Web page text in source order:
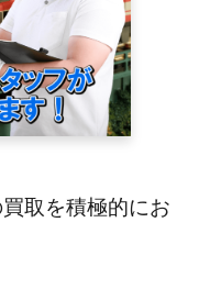
取を積極的にお